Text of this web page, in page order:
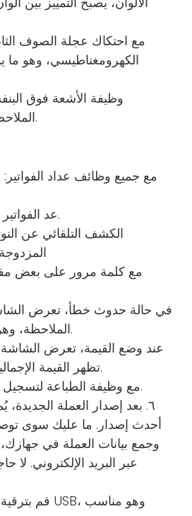
الكهرومغناطيسي، وهو ما
الملاحظات المزيفة الفلورية.
عد الفواتير دفعة واحدة وإضافتها.
الكشف التلقائي عن
الملاحظة، وهو أمر مناسب للخدمة.
تظهر القيمة الإجمالية على شاشة العميل.
5. مع وظيفة الطباعة لتسجيل معلومات المعاملة.
٦. بعد إصدار العملة
أحدث إصدار. ما عليك سوى
وجمع بيانات العملة في
عبر البريد الإلكتروني. لا